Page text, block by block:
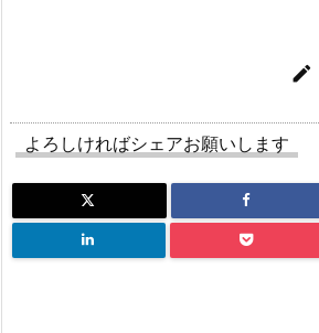

よろしければシェアお願いします